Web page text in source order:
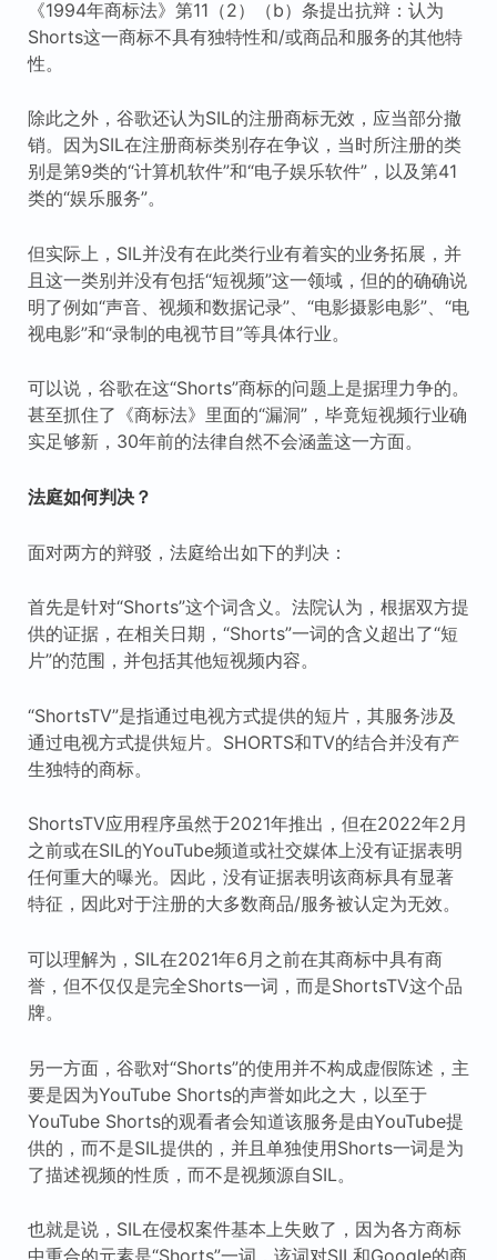
《1994年商标法》第11（2）（b）条提出抗辩：认为
Shorts这一商标不具有独特性和/或商品和服务的其他特
性。
除此之外，谷歌还认为SIL的注册商标无效，应当部分撤
销。因为SIL在注册商标类别存在争议，当时所注册的类
别是第9类的“计算机软件”和“电子娱乐软件”，以及第41
类的“娱乐服务”。
但实际上，SIL并没有在此类行业有着实的业务拓展，并
且这一类别并没有包括“短视频”这一领域，但的的确确说
明了例如“声音、视频和数据记录”、“电影摄影电影”、“电
视电影”和“录制的电视节目”等具体行业。
可以说，谷歌在这“Shorts”商标的问题上是据理力争的。
甚至抓住了《商标法》里面的“漏洞”，毕竟短视频行业确
实足够新，30年前的法律自然不会涵盖这一方面。
法庭如何判决？
面对两方的辩驳，法庭给出如下的判决：
首先是针对“Shorts”这个词含义。法院认为，根据双方提
供的证据，在相关日期，“Shorts”一词的含义超出了“短
片”的范围，并包括其他短视频内容。
“ShortsTV”是指通过电视方式提供的短片，其服务涉及
通过电视方式提供短片。SHORTS和TV的结合并没有产
生独特的商标。
ShortsTV应用程序虽然于2021年推出，但在2022年2月
之前或在SIL的YouTube频道或社交媒体上没有证据表明
任何重大的曝光。因此，没有证据表明该商标具有显著
特征，因此对于注册的大多数商品/服务被认定为无效。
可以理解为，SIL在2021年6月之前在其商标中具有商
誉，但不仅仅是完全Shorts一词，而是ShortsTV这个品
牌。
另一方面，谷歌对“Shorts”的使用并不构成虚假陈述，主
要是因为YouTube Shorts的声誉如此之大，以至于
YouTube Shorts的观看者会知道该服务是由YouTube提
供的，而不是SIL提供的，并且单独使用Shorts一词是为
了描述视频的性质，而不是视频源自SIL。
也就是说，SIL在侵权案件基本上失败了，因为各方商标